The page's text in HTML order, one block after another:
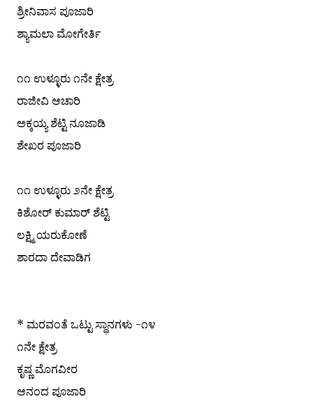
ಶ್ರೀನಿವಾಸ ಪೂಜಾರಿ
ಶ್ಯಾಮಲಾ ಮೋಗೇರ್ತಿ
೧೧ ಉಳ್ಳೂರು ೧ನೇ ಕ್ಷೇತ್ರ
ರಾಜೀವಿ ಆಚಾರಿ
ಅಕ್ಕಯ್ಯ ಶೆಟ್ಟಿ ನೂಜಾಡಿ
ಶೇಖರ ಪೂಜಾರಿ
೧೧ ಉಳ್ಳೂರು ೨ನೇ ಕ್ಷೇತ್ರ
ಕಿಶೋರ್ ಕುಮಾರ್ ಶೆಟ್ಟಿ
ಲಕ್ಷ್ಮಿ ಯರುಕೋಣೆ
ಶಾರದಾ ದೇವಾಡಿಗ
* ಮರವಂತೆ ಒಟ್ಟು ಸ್ಥಾನಗಳು -೧೪
೧ನೇ ಕ್ಷೇತ್ರ
ಕೃಷ್ಣ ಮೊಗವೀರ
ಆನಂದ ಪೂಜಾರಿ